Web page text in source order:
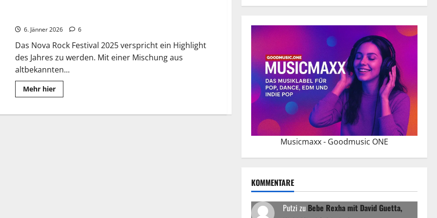
6. Jänner 2026 6
Das Nova Rock Festival 2025 verspricht ein Highlight
des Jahres zu werden. Mit einer Mischung aus
altbekannten...
Mehr hierRead
more
Rock
Musicmaxx - Goodmusic ONE
KOMMENTARE
Putzi zu Bebe Rexha mit David Guetta,